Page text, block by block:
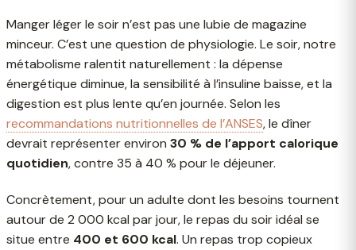
Manger léger le soir n’est pas une lubie de magazine
minceur. C’est une question de physiologie. Le soir, notre
métabolisme ralentit naturellement : la dépense
énergétique diminue, la sensibilité à l’insuline baisse, et la
digestion est plus lente qu’en journée. Selon les
recommandations nutritionnelles de l’ANSES, le dîner
devrait représenter environ 30 % de l’apport calorique
quotidien, contre 35 à 40 % pour le déjeuner.
Concrètement, pour un adulte dont les besoins tournent
autour de 2 000 kcal par jour, le repas du soir idéal se
situe entre 400 et 600 kcal. Un repas trop copieux